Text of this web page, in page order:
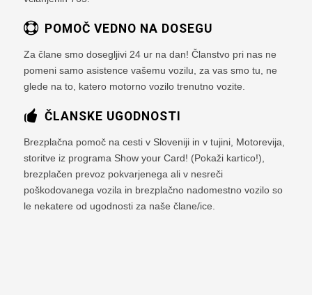
POMOČ VEDNO NA DOSEGU
Za člane smo dosegljivi 24 ur na dan! Članstvo pri nas ne
pomeni samo asistence vašemu vozilu, za vas smo tu, ne
glede na to, katero motorno vozilo trenutno vozite.
ČLANSKE UGODNOSTI
Brezplačna pomoč na cesti v Sloveniji in v tujini, Motorevija,
storitve iz programa Show your Card! (Pokaži kartico!),
brezplačen prevoz pokvarjenega ali v nesreči
poškodovanega vozila in brezplačno nadomestno vozilo so
le nekatere od ugodnosti za naše člane/ice.